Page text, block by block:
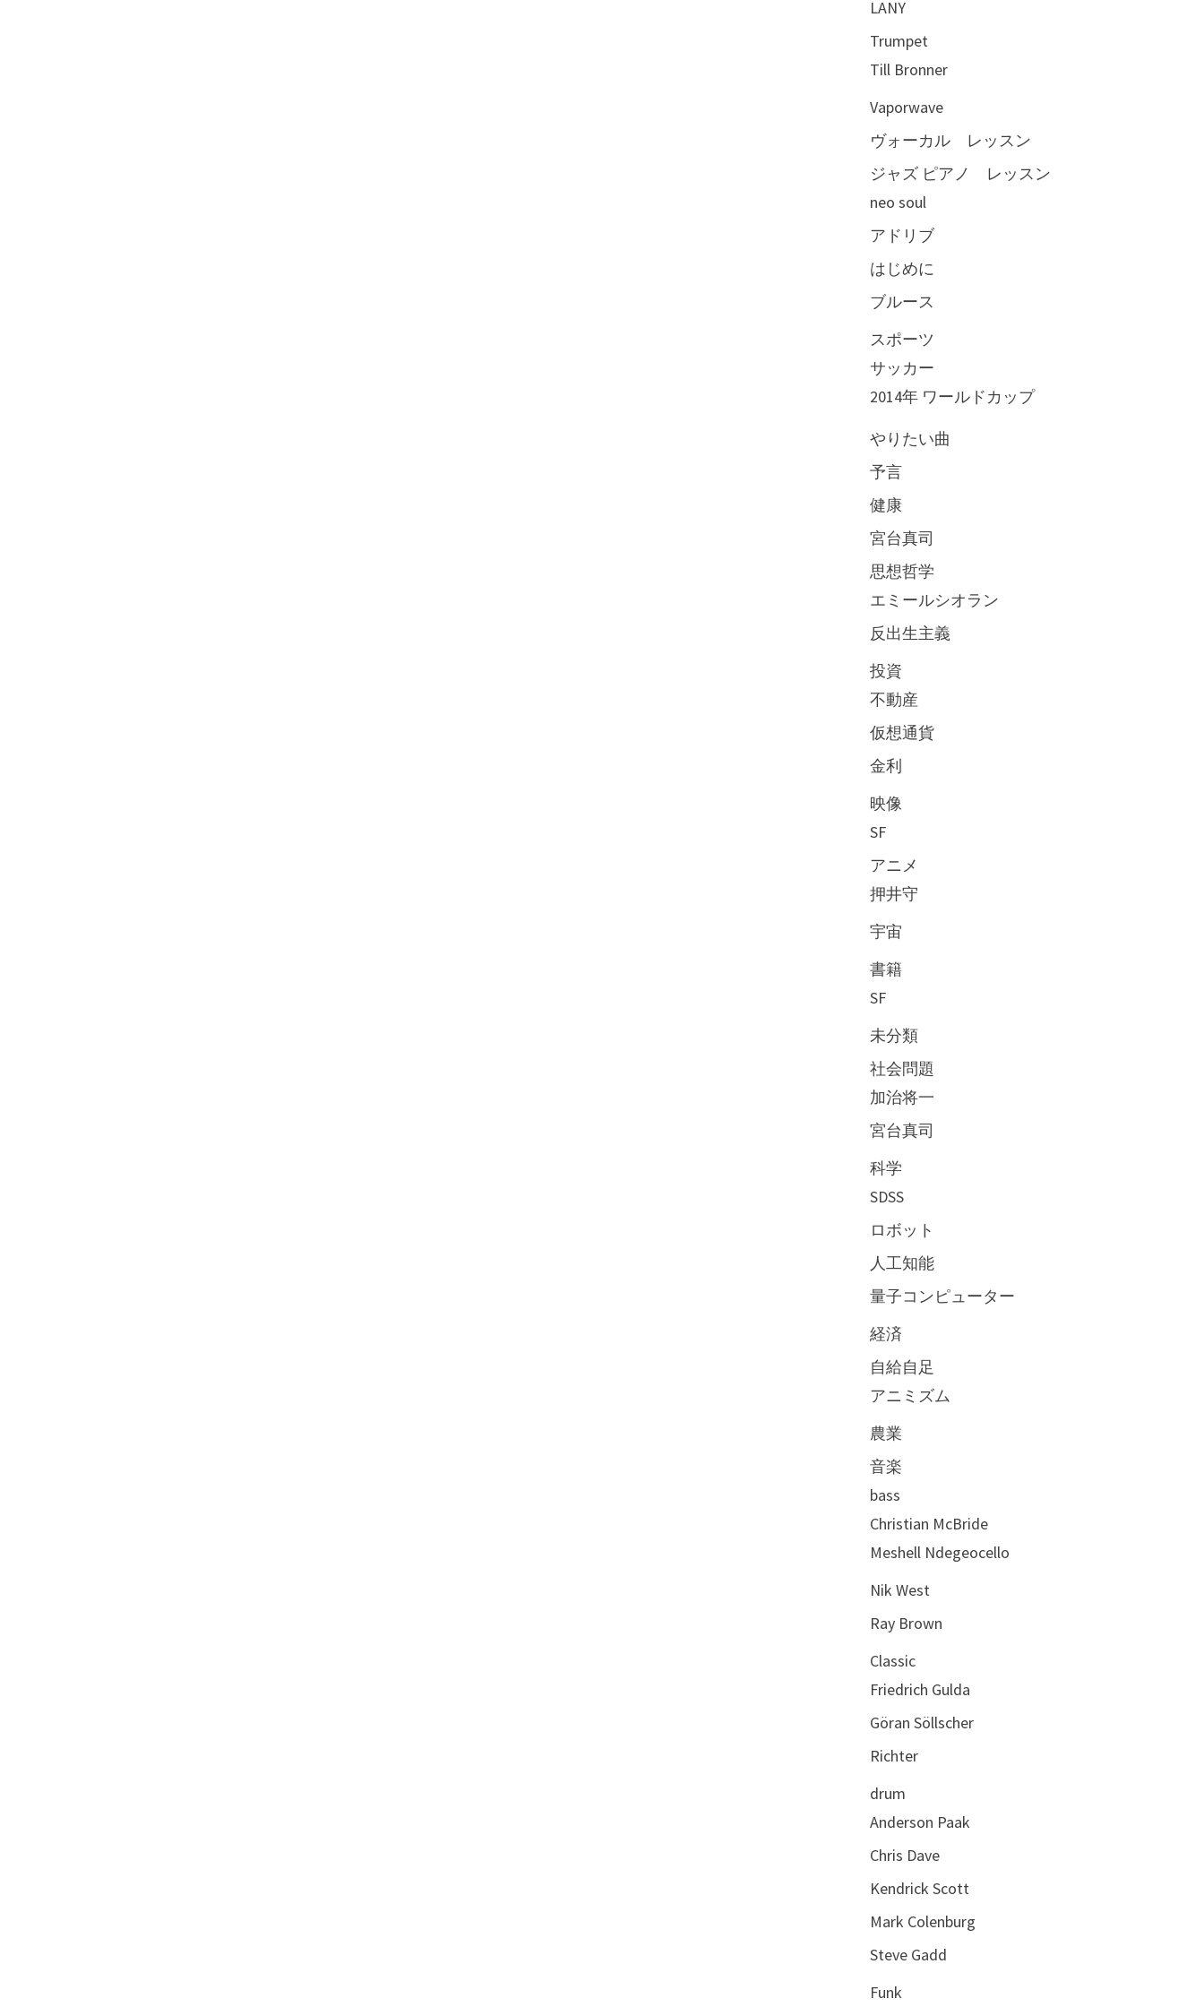
LANY
Trumpet
Till Bronner
Vaporwave
ヴォーカル レッスン
ジャズ ピアノ レッスン
neo soul
アドリブ
はじめに
ブルース
スポーツ
サッカー
2014年 ワールドカップ
やりたい曲
予言
健康
宮台真司
思想哲学
エミールシオラン
反出生主義
投資
不動産
仮想通貨
金利
映像
SF
アニメ
押井守
宇宙
書籍
SF
未分類
社会問題
加治将一
宮台真司
科学
SDSS
ロボット
人工知能
量子コンピューター
経済
自給自足
アニミズム
農業
音楽
bass
Christian McBride
Meshell Ndegeocello
Nik West
Ray Brown
Classic
Friedrich Gulda
Göran Söllscher
Richter
drum
Anderson Paak
Chris Dave
Kendrick Scott
Mark Colenburg
Steve Gadd
Funk